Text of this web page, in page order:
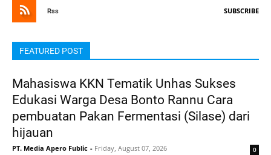
Rss SUBSCRIBE
FEATURED POST
Mahasiswa KKN Tematik Unhas Sukses
Edukasi Warga Desa Bonto Rannu Cara
pembuatan Pakan Fermentasi (Silase) dari
hijauan
PT. Media Apero Fublic - Friday, August 07, 2026 0